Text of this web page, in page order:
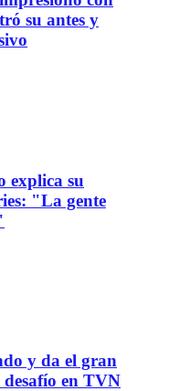
su antes y
explica su
"La gente
y da el gran
en TVN